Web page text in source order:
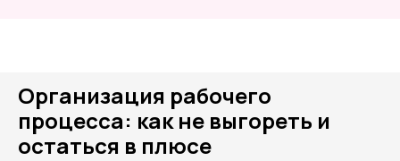
Организация рабочего
процесса: как не выгореть и
остаться в плюсе